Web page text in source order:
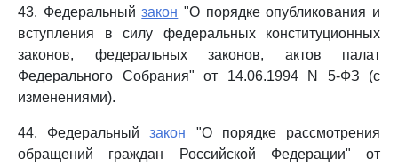
43. Федеральныйзакон "О порядке опубликования и
вступления в силу федеральных конституционных
законов, федеральных законов, актов палат
Федерального Собрания" от 14.06.1994 N 5-ФЗ (с
изменениями).
44. Федеральныйзакон "О порядке рассмотрения
обращений граждан Российской Федерации" от